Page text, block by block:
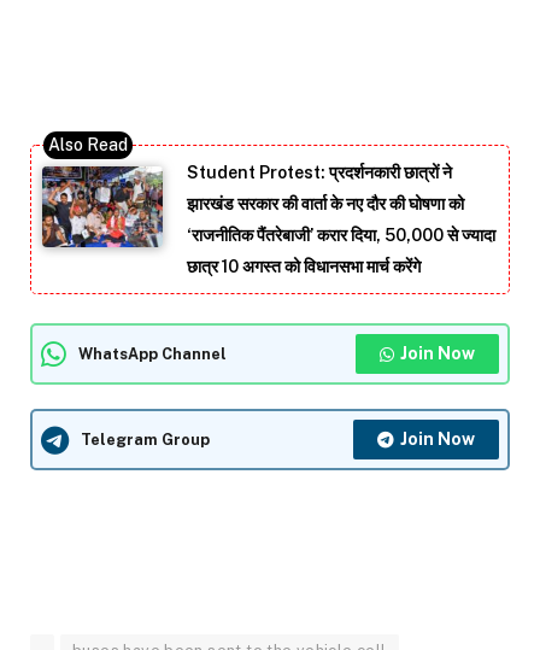
Student Protest: प्रदर्शनकारी छात्रों ने
झारखंड सरकार की वार्ता के नए दौर की घोषणा को
‘राजनीतिक पैंतरेबाजी’ करार दिया, 50,000 से ज्यादा
छात्र 10 अगस्त को विधानसभा मार्च करेंगे
WhatsApp Channel Join Now
Telegram Group Join Now